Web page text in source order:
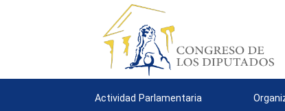
Actividad Parlamentaria